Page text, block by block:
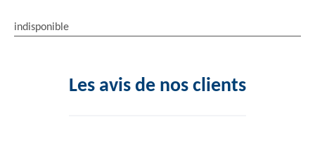
indisponible
Les avis de nos clients